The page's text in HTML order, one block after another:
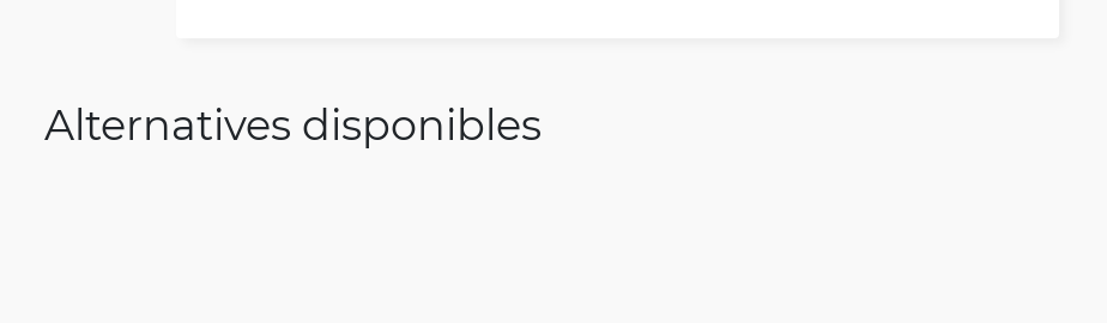
Alternatives disponibles